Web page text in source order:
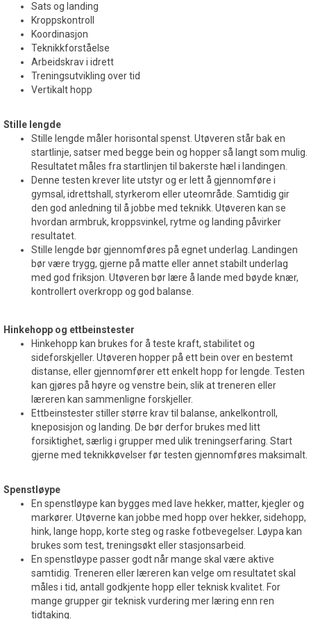
Sats og landing
Kroppskontroll
Koordinasjon
Teknikkforståelse
Arbeidskrav i idrett
Treningsutvikling over tid
Vertikalt hopp
Stille lengde
Stille lengde måler horisontal spenst. Utøveren står bak en
startlinje, satser med begge bein og hopper så langt som mulig.
Resultatet måles fra startlinjen til bakerste hæl i landingen.
Denne testen krever lite utstyr og er lett å gjennomføre i
gymsal, idrettshall, styrkerom eller uteområde. Samtidig gir
den god anledning til å jobbe med teknikk. Utøveren kan se
hvordan armbruk, kroppsvinkel, rytme og landing påvirker
resultatet.
Stille lengde bør gjennomføres på egnet underlag. Landingen
bør være trygg, gjerne på matte eller annet stabilt underlag
med god friksjon. Utøveren bør lære å lande med bøyde knær,
kontrollert overkropp og god balanse.
Hinkehopp og ettbeinstester
Hinkehopp kan brukes for å teste kraft, stabilitet og
sideforskjeller. Utøveren hopper på ett bein over en bestemt
distanse, eller gjennomfører ett enkelt hopp for lengde. Testen
kan gjøres på høyre og venstre bein, slik at treneren eller
læreren kan sammenligne forskjeller.
Ettbeinstester stiller større krav til balanse, ankelkontroll,
kneposisjon og landing. De bør derfor brukes med litt
forsiktighet, særlig i grupper med ulik treningserfaring. Start
gjerne med teknikkøvelser før testen gjennomføres maksimalt.
Spenstløype
En spenstløype kan bygges med lave hekker, matter, kjegler og
markører. Utøverne kan jobbe med hopp over hekker, sidehopp,
hink, lange hopp, korte steg og raske fotbevegelser. Løypa kan
brukes som test, treningsøkt eller stasjonsarbeid.
En spenstløype passer godt når mange skal være aktive
samtidig. Treneren eller læreren kan velge om resultatet skal
måles i tid, antall godkjente hopp eller teknisk kvalitet. For
mange grupper gir teknisk vurdering mer læring enn ren
tidtaking.